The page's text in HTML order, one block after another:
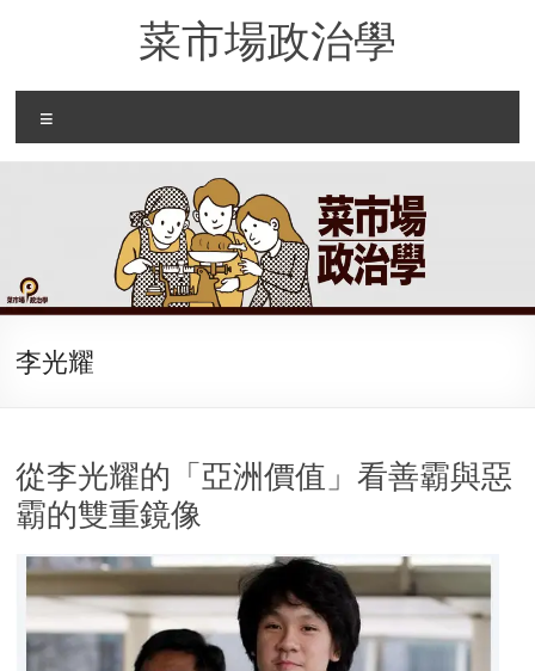
菜市場政治學
李光耀
從李光耀的「亞洲價值」看善霸與惡
霸的雙重鏡像